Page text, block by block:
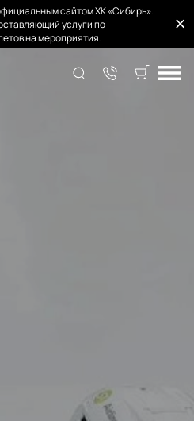
сайтом ХК «Сибирь».
услуги по
на мероприятия.